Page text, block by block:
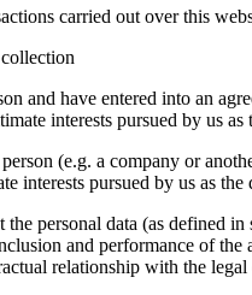
carried out over this
and have entered into an
interests pursued by us as
(e.g. a company or
interests pursued by us as the
personal data (as defined
and performance of
relationship with the legal